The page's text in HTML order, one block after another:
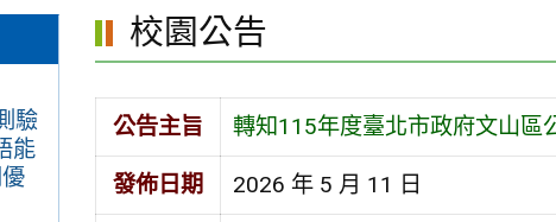
驗
能
校園公告
公告主旨 轉知115年度臺北市政府文山區
發佈日期 2026 年 5 月 11 日